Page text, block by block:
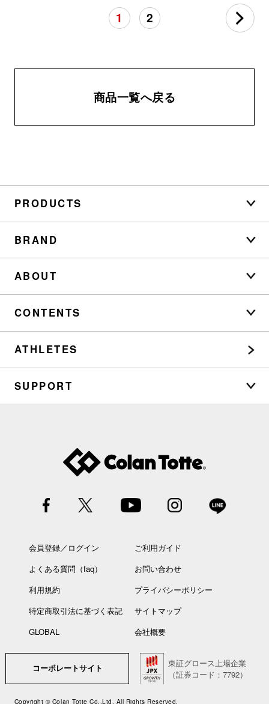
商品一覧へ戻る
1 2
PRODUCTS
BRAND
ABOUT
CONTENTS
ATHLETES
SUPPORT
会員登録／ログイン
ご利用ガイド
よくある質問（faq）
お問い合わせ
利用規約
プライバシーポリシー
特定商取引法に基づく表記
サイトマップ
GLOBAL
会社概要
コーポレートサイト
東証グロース上場企業
（証券コード：7792）
Copyright © Colan Totte Co.,Ltd. All Rights Reserved.